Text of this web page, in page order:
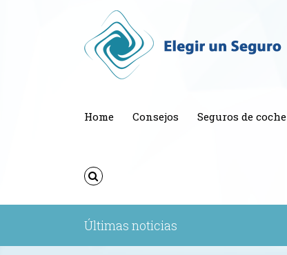
Home Consejos Seguros de coche
Últimas noticias